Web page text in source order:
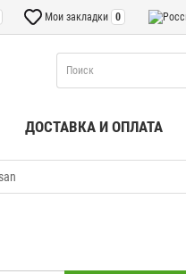
Мои закладки 0
ДОСТАВКА И ОПЛАТА